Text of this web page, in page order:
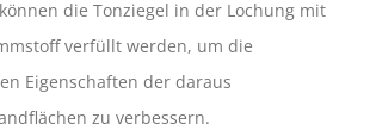
die Tonziegel in der Lochung mit
verfüllt werden, um die
Eigenschaften der daraus
zu verbessern.